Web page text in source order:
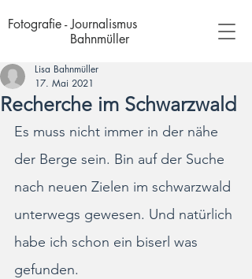
Fotografie - Journalismus
Bahnmüller
Recherche im Schwarzwald
Lisa Bahnmüller
17. Mai 2021
Es muss nicht immer in der nähe
der Berge sein. Bin auf der Suche
nach neuen Zielen im schwarzwald
unterwegs gewesen. Und natürlich
habe ich schon ein biserl was
gefunden.